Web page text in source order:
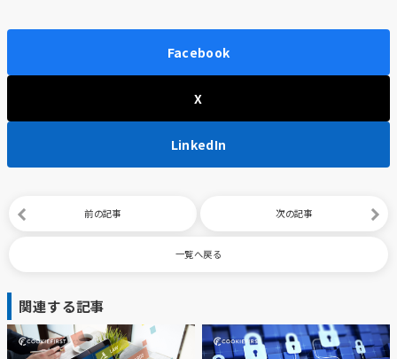
Facebook
X
LinkedIn
前の記事 次の記事
一覧へ戻る
関連する記事